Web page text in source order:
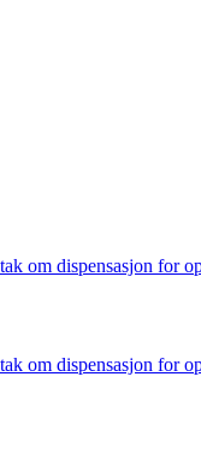
om dispensasjon for
om dispensasjon for